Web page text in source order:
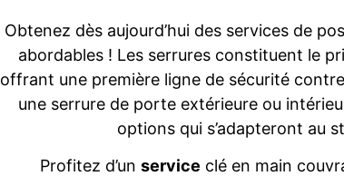
Obtenez dès aujourd’hui des services de
abordables ! Les serrures constituent le
offrant une première ligne de sécurité
une serrure de porte extérieure ou
options qui s’adapteront au
Profitez d’un service clé en main